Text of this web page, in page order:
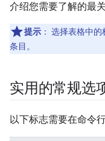
介绍您需要了解的最关
提示 ： 选择表格中
条目。
实用的常规选
以下标志需要在命令